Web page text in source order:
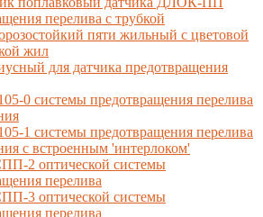
перелива с трубкой
пяти жильный с цветовой
жил
для датчика предотвращения
0 системы предотвращения перелива
1 системы предотвращения перелива
с встроенным 'интерлоком'
2 оптической системы
перелива
3 оптической системы
перелива